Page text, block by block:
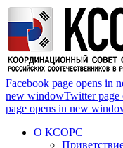
Facebook page opens in
new windowTwitter
page opens in new
О КСОРС